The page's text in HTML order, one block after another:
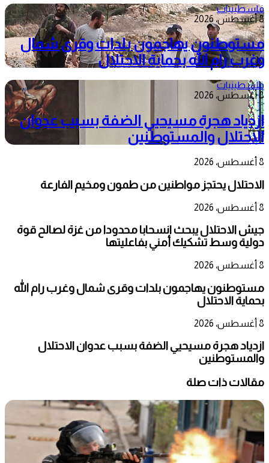
فلسطينيات
8 أغسطس، 2026
مستوطنون يهاجمون بلدات وقرى شمال
وغرب رام الله بحماية الاحتلال
فلسطينيات
8 أغسطس، 2026
ازدياد هجرة مسيحيي الضفة بسبب عدوان
الاحتلال والمستوطنين
8 أغسطس، 2026
الاحتلال يحتجز مواطنين من طمون ومخيم الفارعة
8 أغسطس، 2026
جيش الاحتلال يبحث انسحابا محدودا من غزة لصالح قوة
دولية وسط تشكيك أمني بفاعليتها
8 أغسطس، 2026
مستوطنون يهاجمون بلدات وقرى شمال وغرب رام الله
بحماية الاحتلال
8 أغسطس، 2026
ازدياد هجرة مسيحيي الضفة بسبب عدوان الاحتلال
والمستوطنين
مقالات ذات صلة